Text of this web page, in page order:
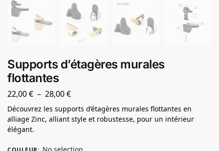
Supports d’étagères murales
flottantes
22,00€ – 28,00€
Découvrez les supports d’étagères murales flottantes en
alliage Zinc, alliant style et robustesse, pour un intérieur
élégant.